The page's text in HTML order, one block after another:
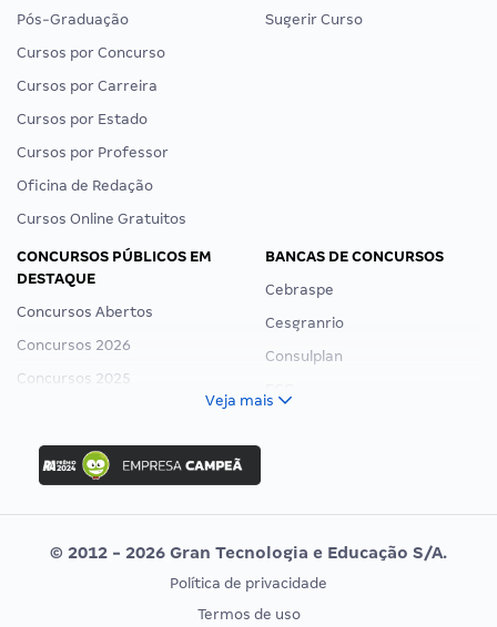
Pós-Graduação
Cursos por Concurso
Cursos por Carreira
Cursos por Estado
Cursos por Professor
Oficina de Redação
Cursos Online Gratuitos
Sugerir Curso
CONCURSOS PÚBLICOS EM
DESTAQUE
Concursos Abertos
Concursos 2026
Concursos 2025
Concurso Ibama
Concurso MPU
Editais publicados
BANCAS DE CONCURSOS
Cebraspe
Cesgranrio
Consulplan
Vunesp
CONCURSOS POR PROFISSÃO
EXAME DE ORDEM
Veja mais
© 2012 - 2026 Gran Tecnologia e Educação S/A.
Política de privacidade
Termos de uso